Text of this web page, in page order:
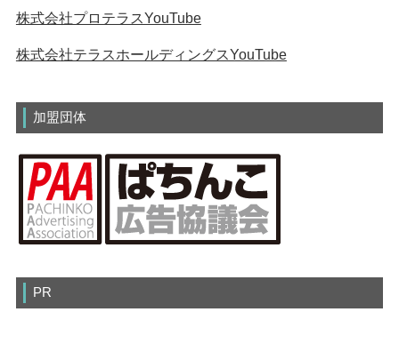
株式会社プロテラスYouTube
株式会社テラスホールディングスYouTube
加盟団体
PR